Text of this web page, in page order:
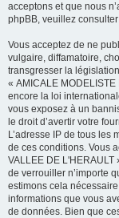
acceptons et que nous
phpBB, veuillez consulter
Vous acceptez de ne
vulgaire, diffamatoire,
transgresser la
« AMICALE
encore la loi
vous exposez à un
le droit d’avertir votre
L’adresse IP de tous les
de ces conditions. Vous
VALLEE DE
de verrouiller n’importe
estimons cela
informations que vous
de données. Bien que